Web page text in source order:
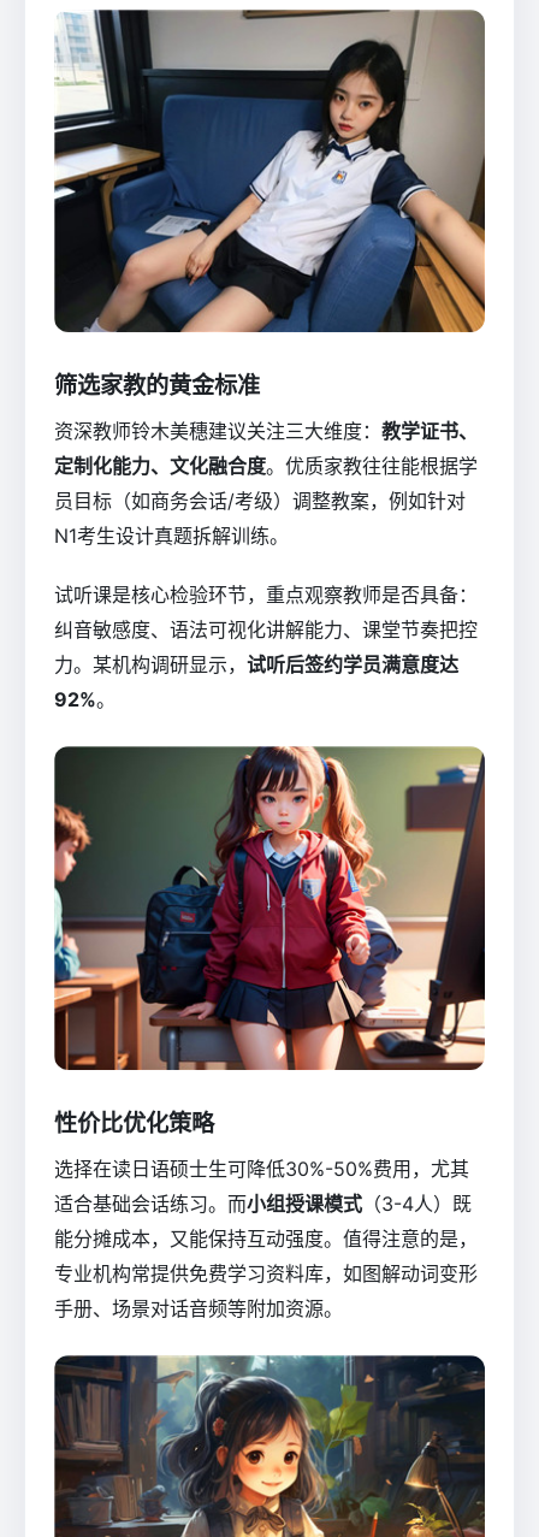
筛选家教的黄金标准
资深教师铃木美穗建议关注三大维度： 教学证书、
定制化能力、文化融合度。优质家教往往能根据学
员目标（如商务会话/考级）调整教案，例如针对
N1考生设计真题拆解训练。
试听课是核心检验环节，重点观察教师是否具备：
纠音敏感度、语法可视化讲解能力、课堂节奏把控
力。某机构调研显示， 试听后签约学员满意度达
92%。
性价比优化策略
选择在读日语硕士生可降低30%-50%费用，尤其
适合基础会话练习。而小组授课模式 （3-4人）既
能分摊成本，又能保持互动强度。值得注意的是，
专业机构常提供免费学习资料库，如图解动词变形
手册、场景对话音频等附加资源。